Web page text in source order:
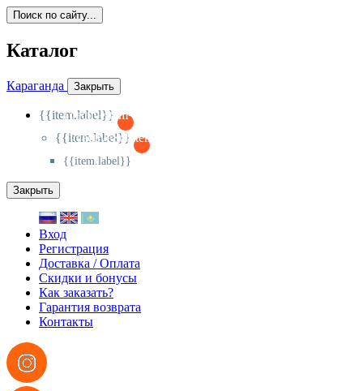
Поиск по сайту...
Каталог
Караганда Закрыть
{{item.label}}
{{activeItem==item.id?'-
{{item.label}}
{{activeSubitem==item.id?'-
{{item.label}}
Закрыть
Вход
Регистрация
Доставка / Оплата
Скидки и бонусы
Как заказать?
Гарантия возврата
Контакты